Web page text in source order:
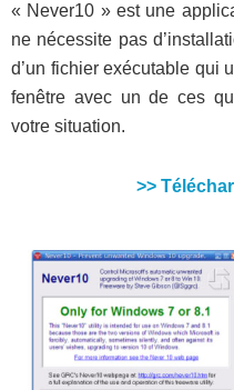
« Never10 » est une
ne nécessite pas
d’un fichier exécutable qui
fenêtre avec un de ces
votre situation.
>>